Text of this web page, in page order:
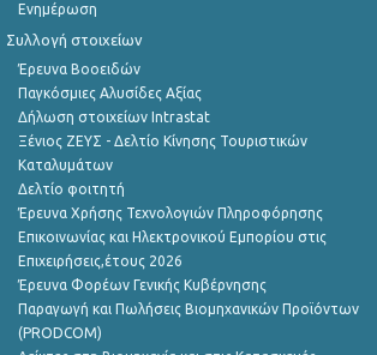
Ενημέρωση
Συλλογή στοιχείων
Έρευνα Βοοειδών
Παγκόσμιες Αλυσίδες Αξίας
Δήλωση στοιχείων Intrastat
Ξένιος ΖΕΥΣ - Δελτίο Κίνησης Τουριστικών
Καταλυμάτων
Δελτίο φοιτητή
Έρευνα Χρήσης Τεχνολογιών Πληροφόρησης
Επικοινωνίας και Ηλεκτρονικού Εμπορίου στις
Επιχειρήσεις,έτους 2026
Έρευνα Φορέων Γενικής Κυβέρνησης
Παραγωγή και Πωλήσεις Βιομηχανικών Προϊόντων
(PRODCOM)